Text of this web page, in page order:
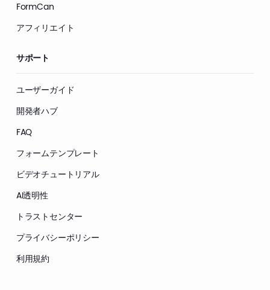
FormCan
アフィリエイト
サポート
ユーザーガイド
開発者ハブ
FAQ
フォームテンプレート
ビデオチュートリアル
AI透明性
トラストセンター
プライバシーポリシー
利用規約